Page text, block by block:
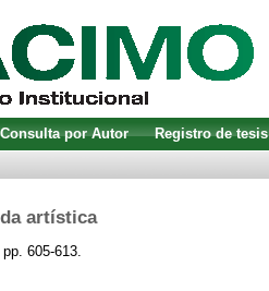
Consulta por Autor Registro de tesis
artística
605-613.